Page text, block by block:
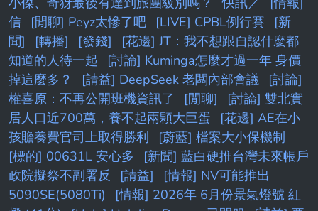
信
[閒聊] Peyz太慘了吧 [LIVE] CPBL例行賽
[新
聞]
[轉播] [發錢]
[花邊] JT：我不想跟自認什麼都
知道的人待一起
[討論] Kuminga怎麼才過一年 身價
掉這麼多？
[請益] DeepSeek 老闆內部會議
[討論]
權喜原：不再公開班機資訊了
[閒聊]
[討論] 雙北實
居人口近700萬，養不起兩顆大巨蛋
[花邊] AE在小
孩贍養費官司上取得勝利
[蔚藍] 檔案大小保機制
[標的] 00631L 安心多
[新聞] 藍白硬推台灣未來帳戶
政院擬祭不副署反
[請益]
[情報] NV可能推出
5090SE(5080Ti)
[情報] 2026年 6月份景氣燈號 紅